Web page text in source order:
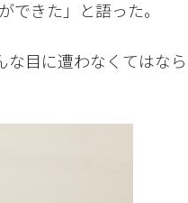
きた」と語った。
目に遭わなくてはなら